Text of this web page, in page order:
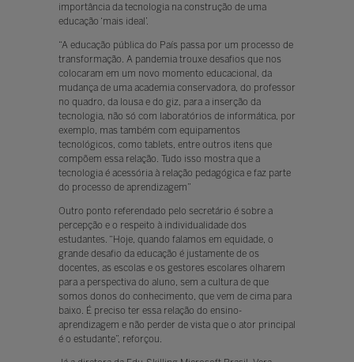
importância da tecnologia na construção de uma
educação ‘mais ideal’.
“A educação pública do País passa por um processo de
transformação. A pandemia trouxe desafios que nos
colocaram em um novo momento educacional, da
mudança de uma academia conservadora, do professor
no quadro, da lousa e do giz, para a inserção da
tecnologia, não só com laboratórios de informática, por
exemplo, mas também com equipamentos
tecnológicos, como tablets, entre outros itens que
compõem essa relação. Tudo isso mostra que a
tecnologia é acessória à relação pedagógica e faz parte
do processo de aprendizagem”
Outro ponto referendado pelo secretário é sobre a
percepção e o respeito à individualidade dos
estudantes. “Hoje, quando falamos em equidade, o
grande desafio da educação é justamente de os
docentes, as escolas e os gestores escolares olharem
para a perspectiva do aluno, sem a cultura de que
somos donos do conhecimento, que vem de cima para
baixo. É preciso ter essa relação do ensino-
aprendizagem e não perder de vista que o ator principal
é o estudante”, reforçou.